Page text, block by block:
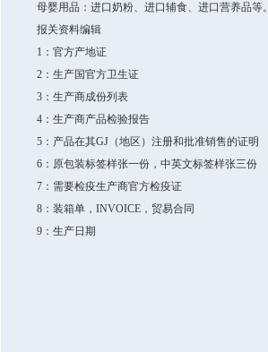
母婴用品：进口奶粉、进口辅食、进口营养品等。
报关资料编辑
1：官方产地证
2：生产国官方卫生证
3：生产商成份列表
4：生产商产品检验报告
5：产品在其GJ（地区）注册和批准销售的证明
6：原包装标签样张一份，中英文标签样张三份
7：需要检疫生产商官方检疫证
8：装箱单，INVOICE，贸易合同
9：生产日期